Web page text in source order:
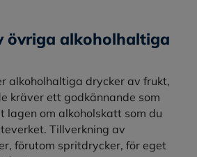
övriga alkoholhaltiga
alkoholhaltiga drycker av frukt,
kräver ett godkännande som
lagen om alkoholskatt som du
Tillverkning av
förutom spritdrycker, för eget